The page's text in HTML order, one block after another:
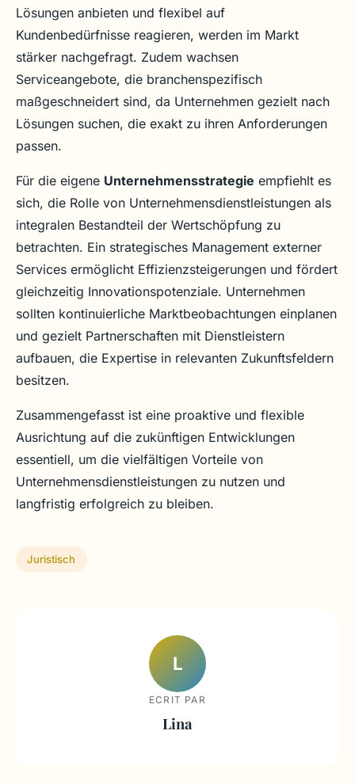
Lösungen anbieten und flexibel auf
Kundenbedürfnisse reagieren, werden im Markt
stärker nachgefragt. Zudem wachsen
Serviceangebote, die branchenspezifisch
maßgeschneidert sind, da Unternehmen gezielt nach
Lösungen suchen, die exakt zu ihren Anforderungen
passen.
Für die eigene Unternehmensstrategie empfiehlt es
sich, die Rolle von Unternehmensdienstleistungen als
integralen Bestandteil der Wertschöpfung zu
betrachten. Ein strategisches Management externer
Services ermöglicht Effizienzsteigerungen und fördert
gleichzeitig Innovationspotenziale. Unternehmen
sollten kontinuierliche Marktbeobachtungen einplanen
und gezielt Partnerschaften mit Dienstleistern
aufbauen, die Expertise in relevanten Zukunftsfeldern
besitzen.
Zusammengefasst ist eine proaktive und flexible
Ausrichtung auf die zukünftigen Entwicklungen
essentiell, um die vielfältigen Vorteile von
Unternehmensdienstleistungen zu nutzen und
langfristig erfolgreich zu bleiben.
Juristisch
L
ECRIT PAR
Lina